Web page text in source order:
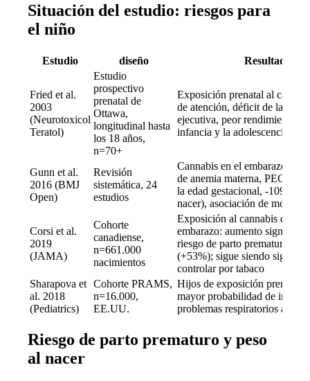
Situación del estudio: riesgos para
el niño
Estudio diseño Resultado
Fried et al.
2003
(Neurotoxicol
Teratol)
Estudio
prospectivo
prenatal de
Ottawa,
longitudinal hasta
los 18 años,
n=70+
Exposición prenatal al
de atención, déficit de la
ejecutiva, peor rendimiento
infancia y la adolescencia
Gunn et al.
2016 (BMJ
Open)
Revisión
sistemática, 24
estudios
Cannabis en el embarazo:
de anemia materna, PEG
la edad gestacional, -109 g de
nacer), asociación de
Corsi et al.
2019
(JAMA)
Cohorte
canadiense,
n=661.000
nacimientos
Exposición al cannabis
embarazo: aumento
riesgo de parto prematuro
(+53%); sigue siendo
controlar por tabaco
Sharapova et
al. 2018
(Pediatrics)
Cohorte PRAMS,
n=16.000,
EE.UU.
Hijos de exposición prenatal
mayor probabilidad de
problemas respiratorios al
Riesgo de parto prematuro y peso
al nacer